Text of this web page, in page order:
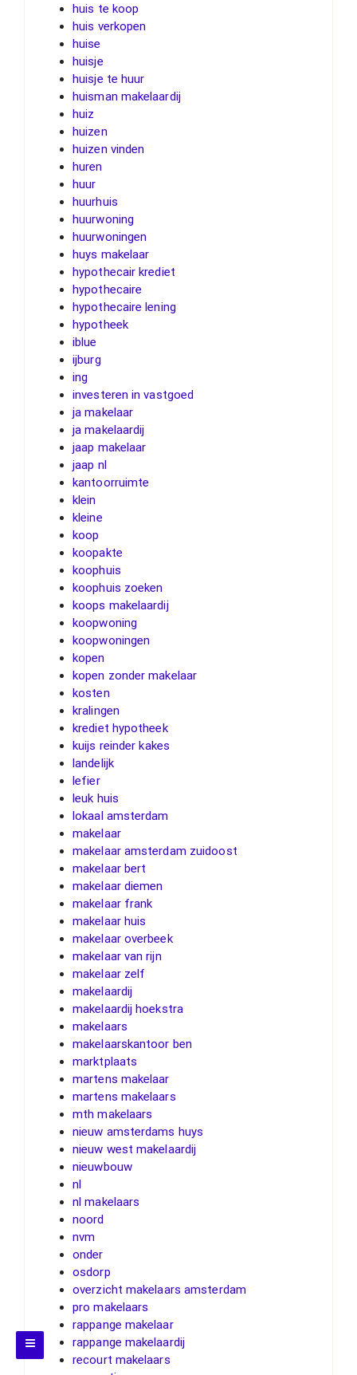
huis te koop
huis verkopen
huise
huisje
huisje te huur
huisman makelaardij
huiz
huizen
huizen vinden
huren
huur
huurhuis
huurwoning
huurwoningen
huys makelaar
hypothecair krediet
hypothecaire
hypothecaire lening
hypotheek
iblue
ijburg
ing
investeren in vastgoed
ja makelaar
ja makelaardij
jaap makelaar
jaap nl
kantoorruimte
klein
kleine
koop
koopakte
koophuis
koophuis zoeken
koops makelaardij
koopwoning
koopwoningen
kopen
kopen zonder makelaar
kosten
kralingen
krediet hypotheek
kuijs reinder kakes
landelijk
lefier
leuk huis
lokaal amsterdam
makelaar
makelaar amsterdam zuidoost
makelaar bert
makelaar diemen
makelaar frank
makelaar huis
makelaar overbeek
makelaar van rijn
makelaar zelf
makelaardij
makelaardij hoekstra
makelaars
makelaarskantoor ben
marktplaats
martens makelaar
martens makelaars
mth makelaars
nieuw amsterdams huys
nieuw west makelaardij
nieuwbouw
nl
nl makelaars
noord
nvm
onder
osdorp
overzicht makelaars amsterdam
pro makelaars
rappange makelaar
rappange makelaardij
recourt makelaars